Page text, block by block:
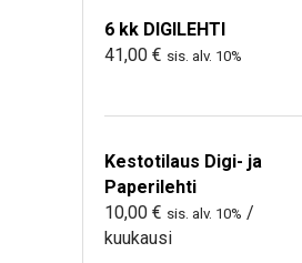
6 kk DIGILEHTI
41,00 € sis. alv. 10%
Kestotilaus Digi- ja
Paperilehti
10,00 € sis. alv. 10% /
kuukausi